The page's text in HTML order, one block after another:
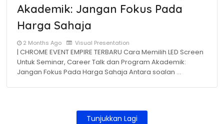
Akademik: Jangan Fokus Pada
Harga Sahaja
2 Months Ago Visual Presentation
| CHROME EVENT EMPIRE TERBARU Cara Memilih LED Screen
Untuk Seminar, Career Talk dan Program Akademik:
Jangan Fokus Pada Harga Sahaja Antara soalan …
Tunjukkan Lagi